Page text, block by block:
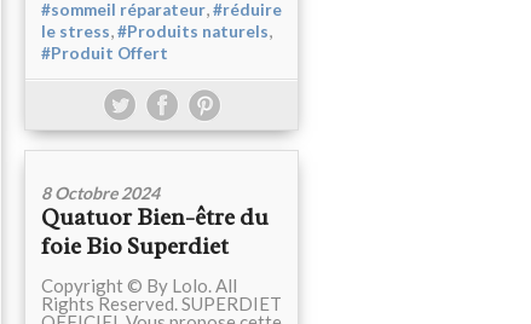
#sommeil réparateur,#réduire
le stress,#Produits naturels,
#Produit Offert
8 Octobre 2024
Quatuor Bien-être du
foie Bio Superdiet
Copyright © By Lolo. All
Rights Reserved. SUPERDIET